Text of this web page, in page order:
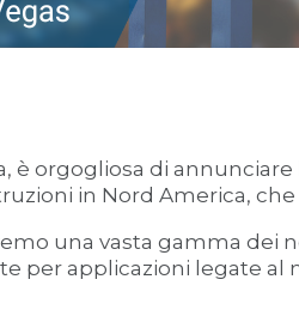
è orgogliosa di
in Nord America, che
una vasta gamma dei
per applicazioni legate